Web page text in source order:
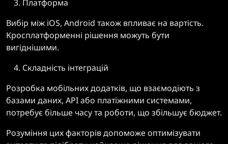
Платформа
Вибір між iOS, Android також впливає на вартість.
Кросплатформенні рішення можуть бути
вигіднішими.
Складність інтеграцій
Розробка мобільних додатків, що взаємодіють з
базами даних, API або платіжними системами,
потребує більше часу та роботи, що збільшує бюджет.
Розуміння цих факторів допоможе оптимізувати